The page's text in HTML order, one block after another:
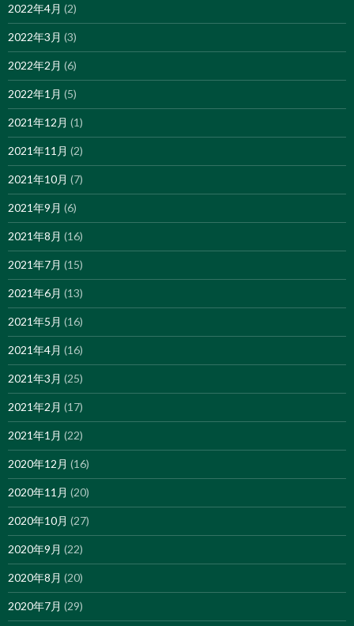
2022年4月 (2)
2022年3月 (3)
2022年2月 (6)
2022年1月 (5)
2021年12月 (1)
2021年11月 (2)
2021年10月 (7)
2021年9月 (6)
2021年8月 (16)
2021年7月 (15)
2021年6月 (13)
2021年5月 (16)
2021年4月 (16)
2021年3月 (25)
2021年2月 (17)
2021年1月 (22)
2020年12月 (16)
2020年11月 (20)
2020年10月 (27)
2020年9月 (22)
2020年8月 (20)
2020年7月 (29)